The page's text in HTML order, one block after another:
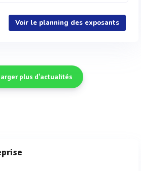
Voir le planning des exposants
plus d'actualités